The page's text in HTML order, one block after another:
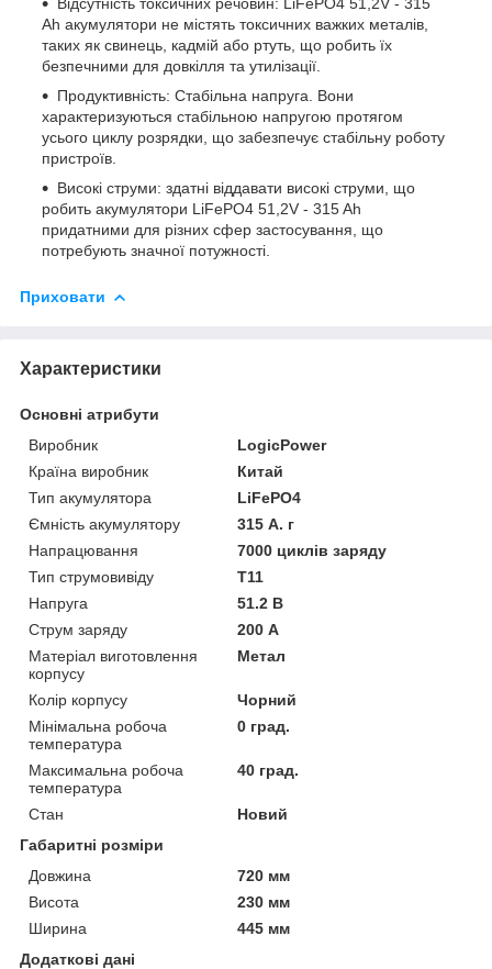
Ah акумулятори не містять токсичних важких металів,
таких як свинець, кадмій або ртуть, що робить їх
безпечними для довкілля та утилізації.
Продуктивність: Стабільна напруга. Вони
характеризуються стабільною напругою протягом
усього циклу розрядки, що забезпечує стабільну роботу
пристроїв.
Високі струми: здатні віддавати високі струми, що
робить акумулятори LiFePO4 51,2V - 315 Ah
придатними для різних сфер застосування, що
потребують значної потужності.
Приховати
Характеристики
Основні атрибути
Виробник
LogicPower
Країна виробник
Китай
Тип акумулятора
LiFePO4
Ємність акумулятору
315 А. г
Напрацювання
7000 циклів заряду
Тип струмовивіду
Т11
Напруга
51.2 В
Струм заряду
200 А
Матеріал виготовлення
корпусу
Метал
Колір корпусу
Чорний
Мінімальна робоча
температура
0 град.
Максимальна робоча
температура
40 град.
Стан
Новий
Габаритні розміри
Довжина
720 мм
Висота
230 мм
Ширина
445 мм
Додаткові дані